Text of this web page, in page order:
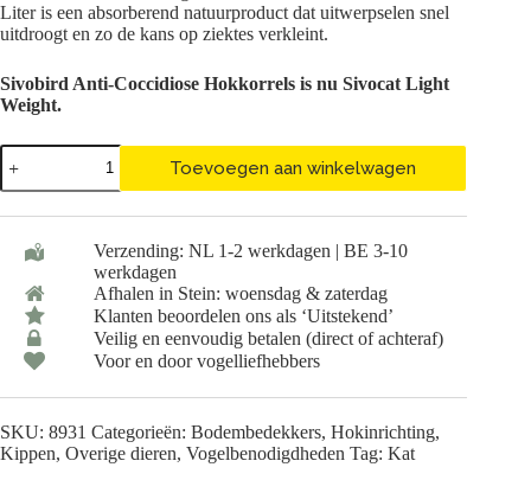
Liter is een absorberend natuurproduct dat uitwerpselen snel
uitdroogt en zo de kans op ziektes verkleint.
Sivobird Anti-Coccidiose Hokkorrels is nu Sivocat Light
Weight.
Sivocat
Kattenbakvulling
-
Sivobird
Liter
aantal
Toevoegen aan winkelwagen
Verzending: NL 1-2 werkdagen | BE 3-10
werkdagen
Afhalen in Stein: woensdag & zaterdag
Klanten beoordelen ons als ‘Uitstekend’
Veilig en eenvoudig betalen (direct of achteraf)
Voor en door vogelliefhebbers
SKU: 8931 Categorieën: Bodembedekkers, Hokinrichting,
Kippen, Overige dieren, Vogelbenodigdheden Tag: Kat